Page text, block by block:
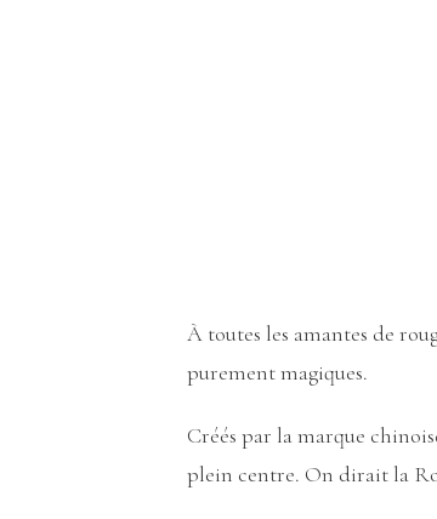
À toutes les amantes de
purement magiques.
Créés par la marque
plein centre. On dirait la